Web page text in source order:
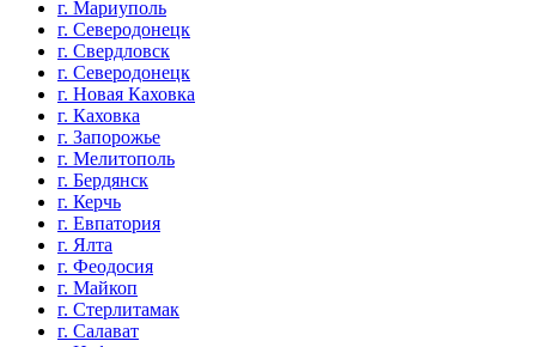
г. Мариуполь
г. Северодонецк
г. Свердловск
г. Северодонецк
г. Новая Каховка
г. Каховка
г. Запорожье
г. Мелитополь
г. Бердянск
г. Керчь
г. Евпатория
г. Ялта
г. Феодосия
г. Майкоп
г. Стерлитамак
г. Салават